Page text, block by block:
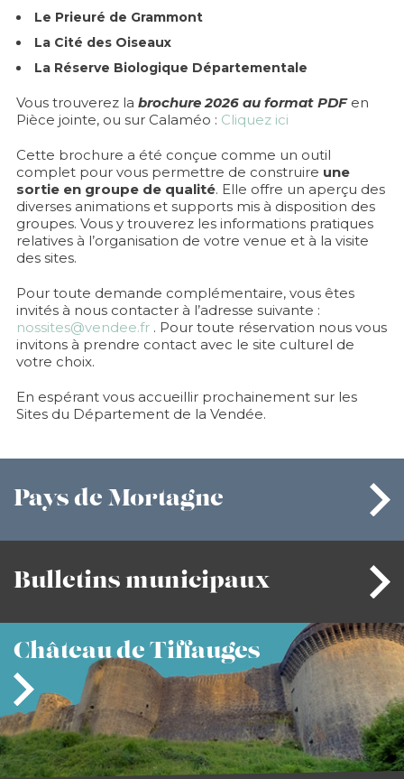
Le Prieuré de Grammont
La Cité des Oiseaux
La Réserve Biologique Départementale
Vous trouverez la brochure 2026 au format PDFen
Pièce jointe, ou sur Calaméo : Cliquez ici
Cette brochure a été conçue comme un outil
complet pour vous permettre de construire une
sortie en groupe de qualité. Elle offre un aperçu des
diverses animations et supports mis à disposition des
groupes. Vous y trouverez les informations pratiques
relatives à l’organisation de votre venue et à la visite
des sites.
Pour toute demande complémentaire, vous êtes
invités à nous contacter à l’adresse suivante :
nossites@vendee.fr. Pour toute réservation nous vous
invitons à prendre contact avec le site culturel de
votre choix.
En espérant vous accueillir prochainement sur les
Sites du Département de la Vendée.
Pays de Mortagne
Bulletins municipaux
Châteaude Tiffauges